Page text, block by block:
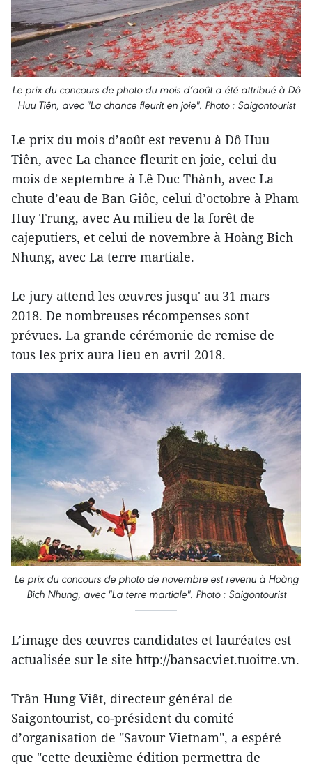
Le prix du concours de photo du mois d’août a été attribué à Dô
Huu Tiên, avec "La chance fleurit en joie". Photo : Saigontourist
Le prix du mois d’août est revenu à Dô Huu
Tiên, avec La chance fleurit en joie, celui du
mois de septembre à Lê Duc Thành, avec La
chute d’eau de Ban Giôc, celui d’octobre à Pham
Huy Trung, avec Au milieu de la forêt de
cajeputiers, et celui de novembre à Hoàng Bich
Nhung, avec La terre martiale.
Le jury attend les œuvres jusqu' au 31 mars
2018. De nombreuses récompenses sont
prévues. La grande cérémonie de remise de
tous les prix aura lieu en avril 2018.
Le prix du concours de photo de novembre est revenu à Hoàng
Bich Nhung, avec "La terre martiale". Photo : Saigontourist
L’image des œuvres candidates et lauréates est
actualisée sur le site http://bansacviet.tuoitre.vn.
Trân Hung Viêt, directeur général de
Saigontourist, co-président du comité
d’organisation de "Savour Vietnam", a espéré
que "cette deuxième édition permettra de